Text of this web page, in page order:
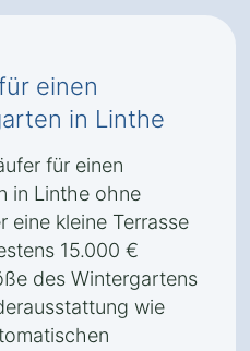
einen
in Linthe
für einen
in Linthe ohne
eine kleine Terrasse
15.000 €
des Wintergartens
wie